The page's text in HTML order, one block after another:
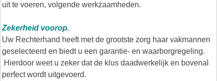
uit te voeren, volgende werkzaamheden.
Zekerheid voorop.
Uw Rechterhand heeft met de grootste zorg haar vakmannen
geselecteerd en biedt u een garantie- en waarborgregeling.
Hierdoor weet u zeker dat de klus daadwerkelijk en bovenal
perfect wordt uitgevoerd.